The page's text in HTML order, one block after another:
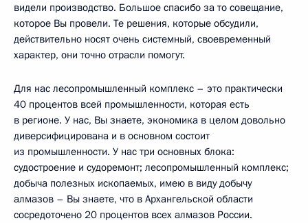
видели производство. Большое спасибо за то совещание,
которое Вы провели. Те решения, которые обсудили,
действительно носят очень системный, своевременный
характер, они точно отрасли помогут.
Для нас лесопромышленный комплекс – это практически
40 процентов всей промышленности, которая есть
в регионе. У нас, Вы знаете, экономика в целом довольно
диверсифицирована и в основном состоит
из промышленности. У нас три основных блока:
судостроение и судоремонт; лесопромышленный комплекс;
добыча полезных ископаемых, имею в виду добычу
алмазов – Вы знаете, что в Архангельской области
сосредоточено 20 процентов всех алмазов России.